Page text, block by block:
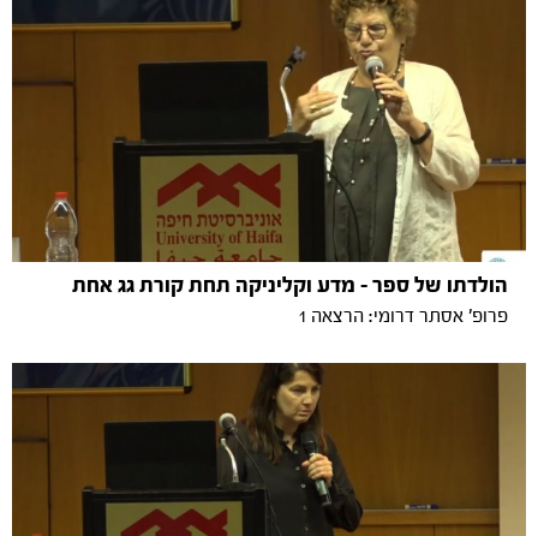
הולדתו של ספר - מדע וקליניקה תחת קורת גג אחת
פרופ' אסתר דרומי: הרצאה 1